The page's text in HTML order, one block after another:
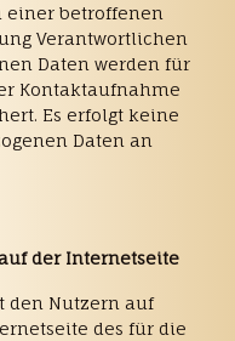
einer betroffenen
Verantwortlichen
Daten werden für
Kontaktaufnahme
Es erfolgt keine
Daten an
der Internetseite
den Nutzern auf
des für die